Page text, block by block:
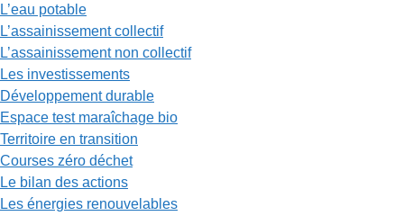
L’eau potable
L’assainissement collectif
L’assainissement non collectif
Les investissements
Développement durable
Espace test maraîchage bio
Territoire en transition
Courses zéro déchet
Le bilan des actions
Les énergies renouvelables